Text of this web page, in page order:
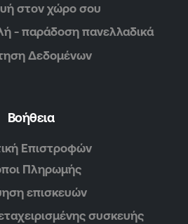
στον χώρο σου
- παράδοση πανελλαδικά
Δεδομένων
Βοήθεια
Επιστροφών
Πληρωμής
επισκευών
συσκευής